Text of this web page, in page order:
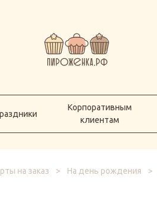
Корпоративным
клиентам
на заказ > На день рождения >